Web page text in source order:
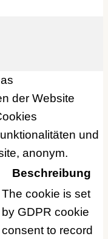
der Website
und
anonym.
Beschreibung
The cookie is set
by GDPR cookie
consent to record